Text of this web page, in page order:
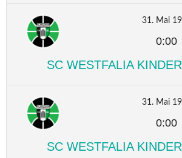
31. Mai
0:00
SC WESTFALIA
31. Mai
0:00
SC WESTFALIA